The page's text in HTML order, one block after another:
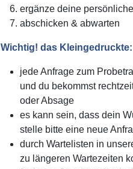
ergänze deine
abschicken & abwarten
Wichtig! das Kleingedruckte:
jede Anfrage zum
und du bekommst
oder Absage
es kann sein, dass dein
stelle bitte eine neue
durch Wartelisten in
zu längeren Wartezeiten